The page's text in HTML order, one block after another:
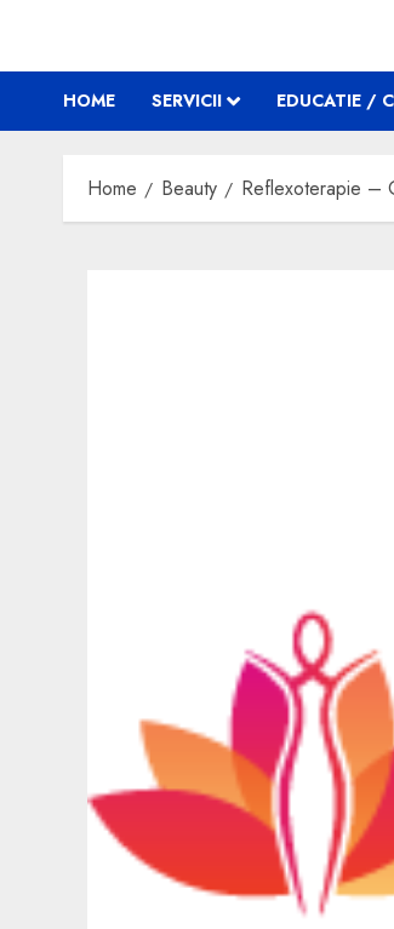
HOME SERVICII EDUCATIE /
Home Beauty Reflexoterapie –